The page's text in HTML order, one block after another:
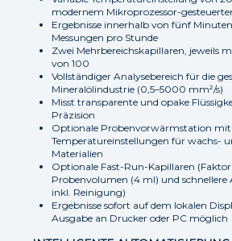
modernem Mikroprozessor-
Ergebnisse innerhalb von fünf
Messungen pro Stunde
Zwei Mehrbereichskapillaren, jeweils
von 100
Vollständiger Analysebereich für die
Mineralölindustrie (0,5–5000 mm²/s)
Misst transparente und opake
Präzision
Optionale Probenvorwärmstation mit
Temperatureinstellungen für wachs-
Materialien
Optionale Fast-Run-Kapillaren
Probenvolumen (4 ml) und schnellere
inkl. Reinigung)
Ergebnisse sofort auf dem lokalen
Ausgabe an Drucker oder PC möglich